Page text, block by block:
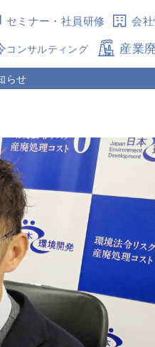
コンサルティング 産業
セミナー・社員研修 会
らせ